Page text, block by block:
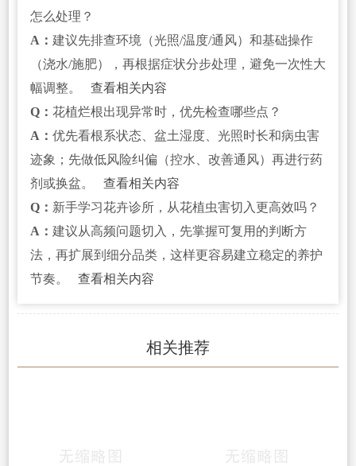
怎么处理？
A： 建议先排查环境（光照/温度/通风）和基础操作
（浇水/施肥），再根据症状分步处理，避免一次性大
幅调整。
查看相关内容
Q： 花植烂根出现异常时，优先检查哪些点？
A： 优先看根系状态、盆土湿度、光照时长和病虫害
迹象；先做低风险纠偏（控水、改善通风）再进行药
剂或换盆。
查看相关内容
Q： 新手学习花卉诊所，从花植虫害切入更高效吗？
A： 建议从高频问题切入，先掌握可复用的判断方
法，再扩展到细分品类，这样更容易建立稳定的养护
节奏。
查看相关内容
相关推荐